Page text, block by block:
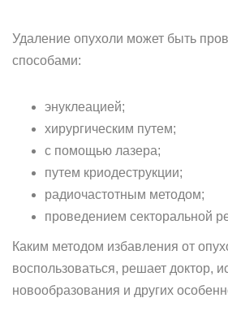
Удаление опухоли может быть
способами:
энуклеацией;
хирургическим путем;
с помощью лазера;
путем криодеструкции;
радиочастотным методом;
проведением секторальной
Каким методом избавления от
воспользоваться, решает доктор,
новообразования и других